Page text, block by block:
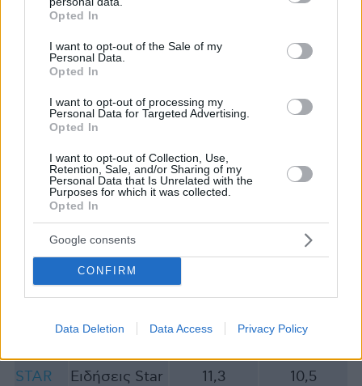
grant or deny consent to Google and its third-party tags to
use your data for below specified purposes in below Google
consent section.
Opted In
I want to opt-out of the Sale of my
Personal Data.
Opted In
I want to opt-out of processing my
Personal Data for Targeted Advertising.
Opted In
I want to opt-out of Collection, Use,
Retention, Sale, and/or Sharing of my
Personal Data that Is Unrelated with the
Purposes for which it was collected.
Opted In
Google consents
CONFIRM
Data Deletion Data Access Privacy Policy
Ελληνική
ANT1 Formula 1
Ξένη ταινία 3,1 6,5
ΔΕΛΤΙΑ ΕΙΔΗΣΕΩΝ
Δυναμικό
(%) (%)
ΣΚΑΪ
ΣΚΑΪ
Ειδήσεις
7,5 10,3
ΑΝΤ1 ANT1 news 10,1 9,1
ALPHA
ALPHA
12,2 13,3
STAR Ειδήσεις Star 11,3 10,5